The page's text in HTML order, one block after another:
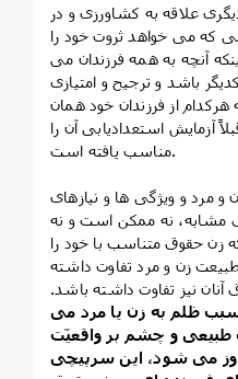
علاقه به کشاورزى و در
که مى خواهد ثروت خود را
آنچه به همه فرزندان مى
باشد و ترجیح و امتیازى
هرکدام از فرزندان خود همان
آزمایش استعدادیابى آن را
مناسب یافته است.
و مرد و ویژگى ها و نیازهاى
نه ممکن است و نه
زن حقوق متناسب با خود را
زن و مرد تفاوت داشته
نیز تفاوت داشته باشد.
ظلم به زن یا مرد مى
طبیعى و چشم بر واقعیّت
مى شود، این سرپیچى